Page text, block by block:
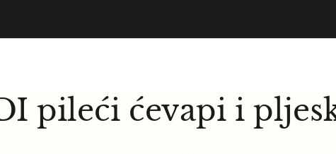
pileći ćevapi i